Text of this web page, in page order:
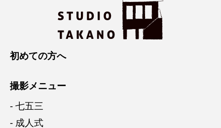
初めての方へ
撮影メニュー
- 七五三
- 成人式